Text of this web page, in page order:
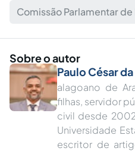
Comissão Parlamentar
Sobre o autor
Paulo César
alagoano de
filhas, servidor
civil desde
Universidade
escritor de